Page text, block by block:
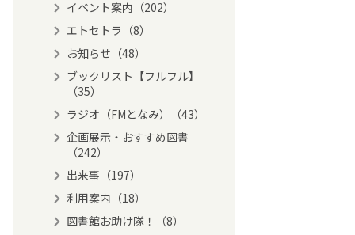
イベント案内（202）
エトセトラ（8）
お知らせ（48）
ブックリスト【フルフル】
（35）
ラジオ（FMとなみ）（43）
企画展示・おすすめ図書
（242）
出来事（197）
利用案内（18）
図書館お助け隊！（8）